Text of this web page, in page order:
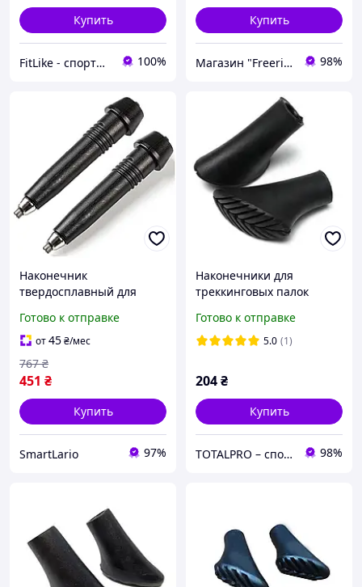
Купить
FitLike - спортивний інтернет-магазин 100%
Купить
Магазин "Freeride" 98%
Наконечник
твердосплавный для
черный Vipole LS-7345
Готово к отправке
от45₴/мес
451 ₴
767 ₴
Купить
SmartLario 97%
Наконечники для
треккинговых палок
антискользящие
защитные насадки
Готово к отправке
5.0 (1)
204₴
Купить
TOTALPRO – спортивные товары и инвентарь для тренировок 98%